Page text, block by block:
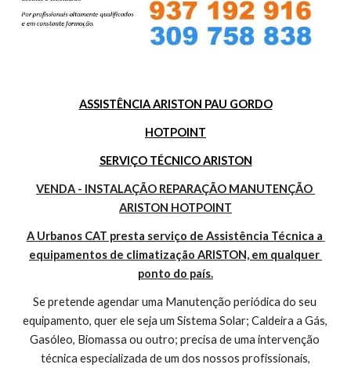
ASSISTÊNCIA ARISTON PAU GORDO
HOTPOINT
SERVIÇO TÉCNICO ARISTON
VENDA - INSTALAÇÃO REPARAÇÃO MANUTENÇÃO
ARISTON HOTPOINT
A Urbanos CAT presta serviço de Assistência Técnica a
equipamentos de climatização ARISTON, em qualquer
ponto do país.
Se pretende agendar uma Manutenção periódica do seu
equipamento, quer ele seja um Sistema Solar; Caldeira a Gás,
Gasóleo, Biomassa ou outro; precisa de uma intervenção
técnica especializada de um dos nossos profissionais,